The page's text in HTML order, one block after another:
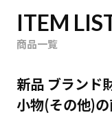
ITEM
商品一覧
新品 ブランド
小物(その他)